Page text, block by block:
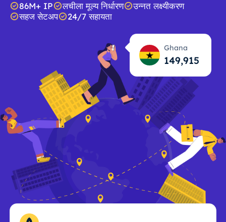
86M+ IP लचीला मूल्य निर्धारण
उन्नत लक्ष्यीकरण
सहज सेटअप
24/7 सहायता
Ghana
149,916